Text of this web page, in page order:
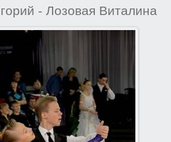
- Лозовая Виталина